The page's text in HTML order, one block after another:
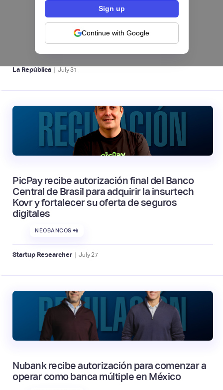
Continue with Google
Nequi iniciará operaciones como compañía
de financiamiento en Colombia desde el 1 de
septiembre
NEOBANCOS 📲
La República | July31
PicPay recibe autorización final del Banco
Central de Brasil para adquirir la insurtech
Kovr y fortalecer su oferta de seguros
digitales
NEOBANCOS 📲
Startup Researcher | July 27
Nubank recibe autorización para comenzar a
operar como banca múltiple en México